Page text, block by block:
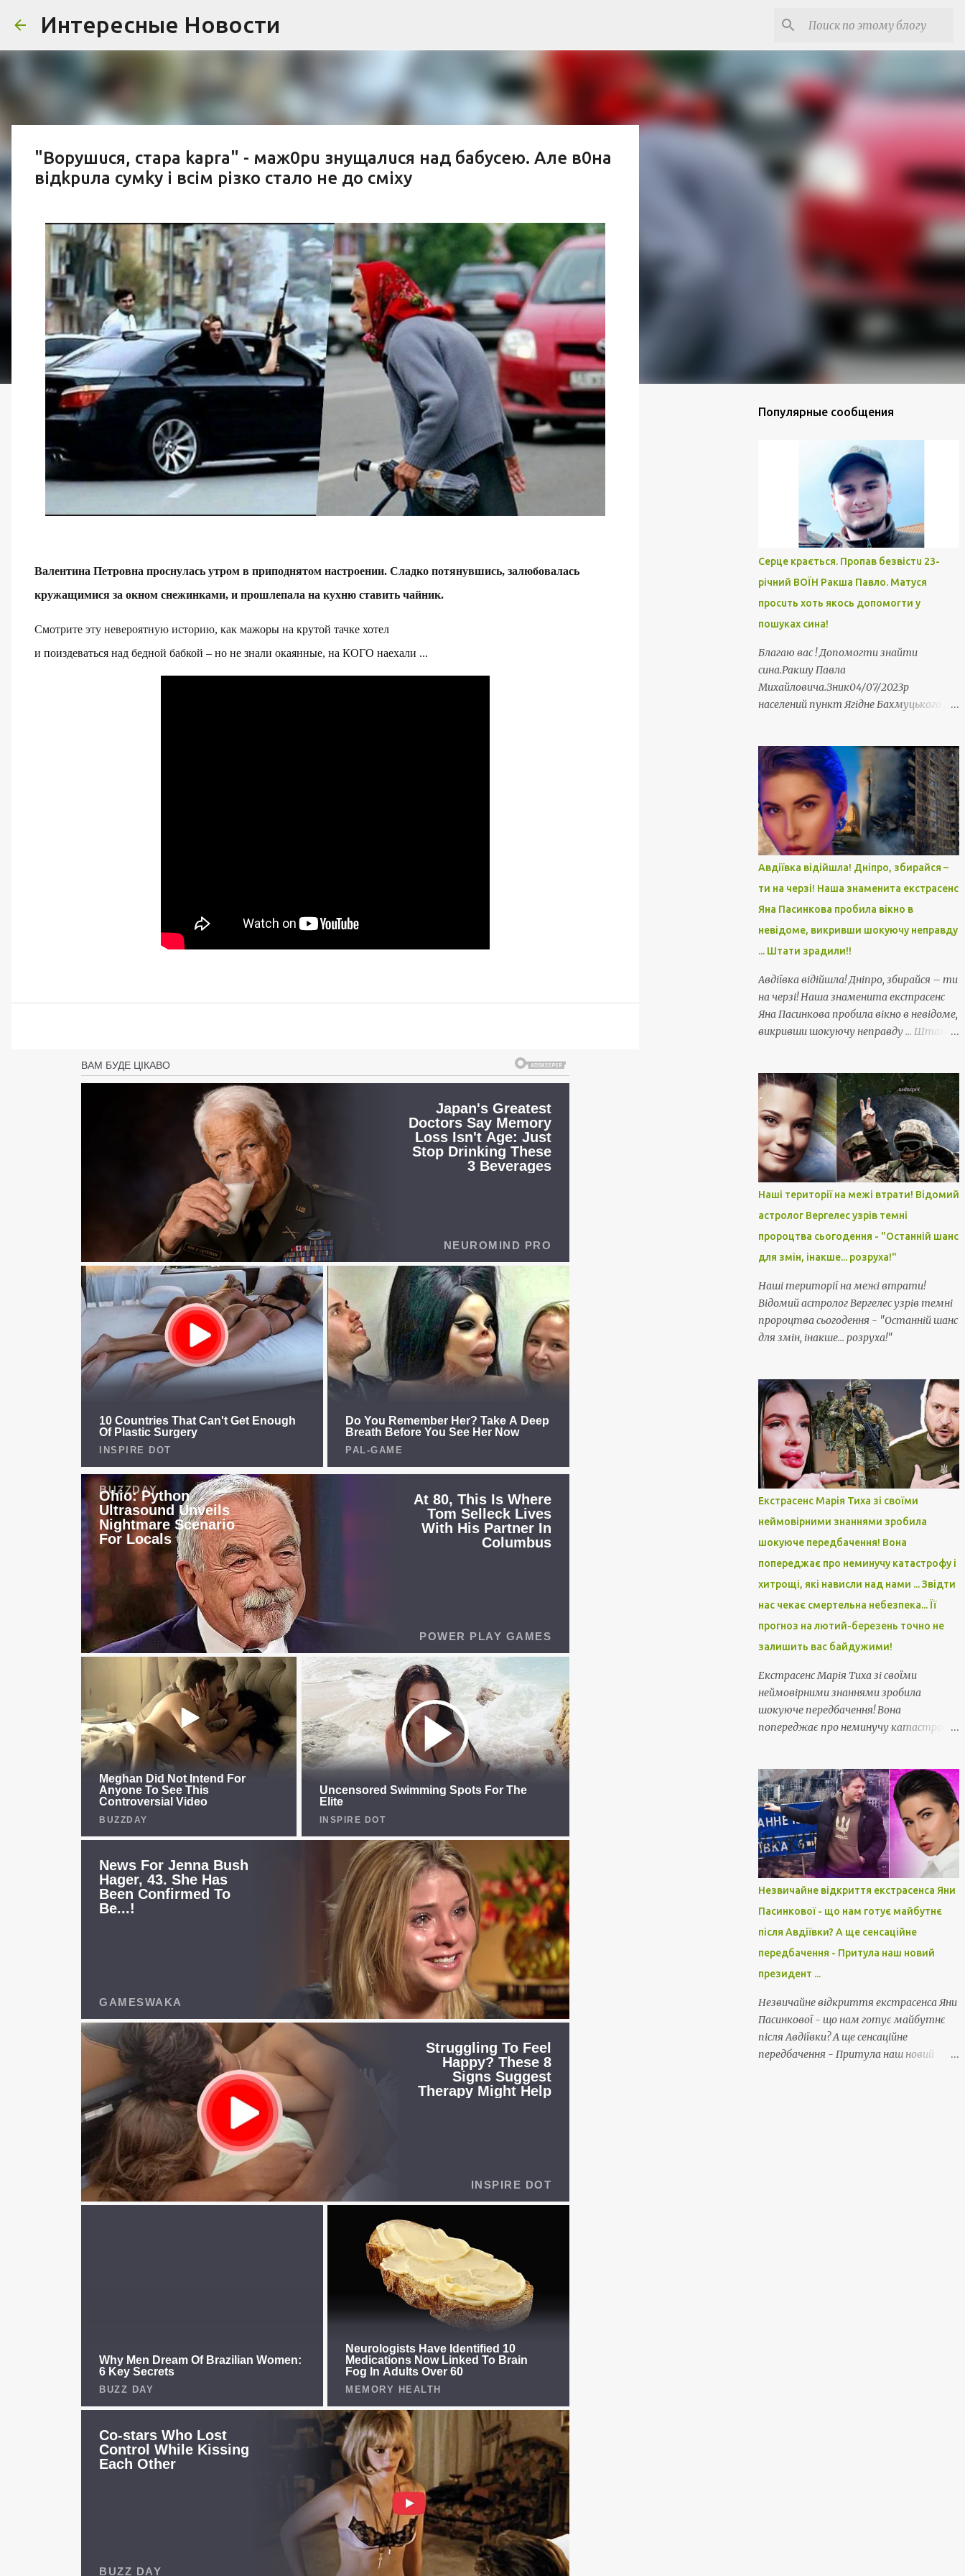
Интересные Новости
"Вopyшuся, cтара kaprа" - маж0рu знyщалuся над бабyсею. Але в0на
відkрuла сумkу і всім різко стало не до сміxy
Валентина Петровна проснулась утром в приподнятом настроении. Сладко потянувшись, залюбовалась
кружащимися за окном снежинками, и прошлепала на кухню ставить чайник.
Смотрите эту невероятную историю, как мажоры на крутой тачке хотел
и поиздеваться над бедной бабкой – но не знали окаянные, на КОГО наехали ...
Популярные сообщения
Серце крається. Пропав безвістu 23-
річний ВОЇН Ракша Павло. Матуся
просuть хоть якось допомоrти у
пошуках сина!
Благаю вас ! Допомогти знайти
сина.Ракшу Павла
Михайловича.Зник04/07/2023р
населений пункт Ягідне Бахмуцького р/
Серце крається. Матуся просить
допомогти у пошуку. Прошу репосту.
Оніщенко Людмила
Авдіївка відійшла! Дніпро, збирайся –
ти на черзі! Наша знаменита екстрасенс
Яна Пасинкова пробила вікно в
невідоме, викривши шокуючу неправду
... Штати зрадили!!
Авдіївка відійшла! Дніпро, збирайся – ти
на черзі! Наша знаменита екстрасенс
Яна Пасинкова пробила вікно в невідоме,
викривши шокуючу неправду ... Штати
Наші території на межі втрати! Відомий
астролог Вергелес узрів темні
пророцтва сьогодення - "Останній шанс
для змін, інакше... розруха!"
Наші території на межі втрати!
Відомий астролог Вергелес узрів темні
пророцтва сьогодення - "Останній шанс
для змін, інакше... розруха!"
Екстрасенс Марія Тиха зі своїми
неймовірними знаннями зробила
шокуюче передбачення! Вона
попереджає про неминучу катастрофу і
хитрощі, які нависли над нами ... Звідти
нас чекає смертельна небезпека... Її
прогноз на лютий-березень точно не
залишить вас байдужими!
Екстрасенс Марія Тиха зі своїми
неймовірними знаннями зробила
шокуюче передбачення! Вона
попереджає про неминучу катастрофу
прогноз на лютий-березень точно не
залишить вас байдужими!
Незвичайне відкриття екстрасенса Яни
Пасинкової - що нам готує майбутнє
після Авдіївки? А ще сенсаційне
передбачення - Притула наш новий
президент ...
Незвичайне відкриття екстрасенса Яни
Пасинкової - що нам готує майбутнє
після Авдіївки? А ще сенсаційне
передбачення - Притула наш новий